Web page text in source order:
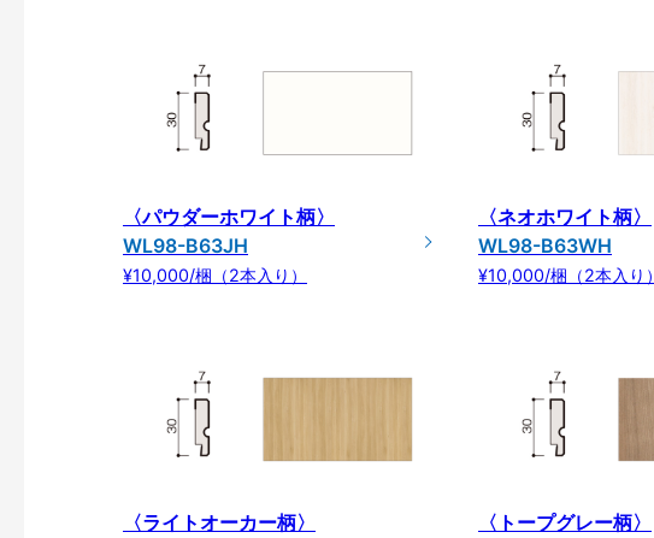
〈パウダーホワイト柄〉
WL98-B63JH
¥10,000/梱（2本入り）
〈ネオホワイト柄〉
WL98-B63WH
¥10,000/梱（2本入り）
〈ライトオーカー柄〉
〈トープグレー柄〉